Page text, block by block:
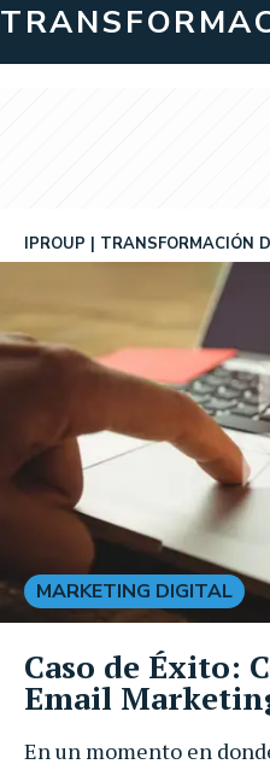
En un momento en
IPROUP TRANSFORMACIÓN
MARKETING DIGITAL
Caso de Éxito:
Email